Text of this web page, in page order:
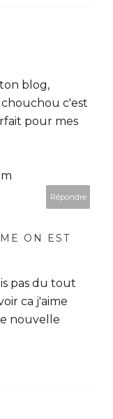
blog,
chouchou c'est
pour mes
Répondre
ON EST
pas du tout
ca j'aime
nouvelle